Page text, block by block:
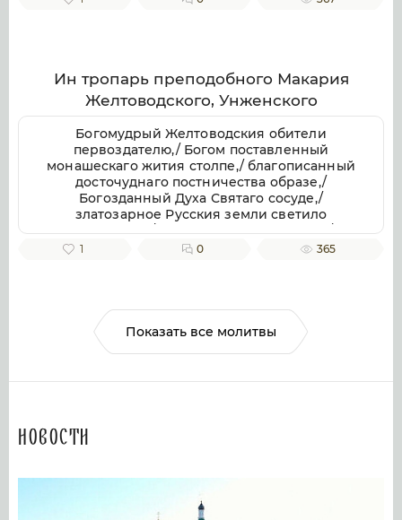
Ин тропарь преподобного Макария
Желтоводского, Унженского
Богомудрый Желтоводския обители
первоздателю,/ Богом поставленный
монашескаго жития столпе,/ благописанный
досточуднаго постничества образе,/
Богозданный Духа Святаго сосуде,/
златозарное Русския земли светило
всесветлое,/ молим тя, отче Макарие,/
светозарною молитв твоих лучею разрешай
1 0 365
Показать все молитвы
Новости